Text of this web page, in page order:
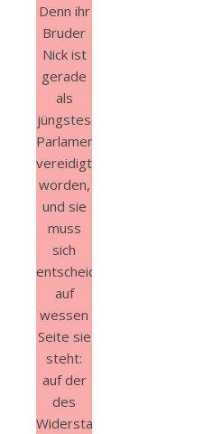
Denn ihr
Bruder
Nick ist
gerade
als
jüngstes
Parlamentsmitglied
vereidigt
worden,
und sie
muss
sich
entscheiden,
auf
wessen
Seite sie
steht:
auf der
des
Widerstands